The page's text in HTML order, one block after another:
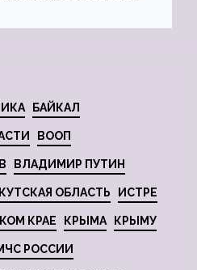
БАЙКАЛ
ВООП
ВЛАДИМИР ПУТИН
ОБЛАСТЬ ИСТРЕ
КРАЕ КРЫМА КРЫМУ
РОССИИ